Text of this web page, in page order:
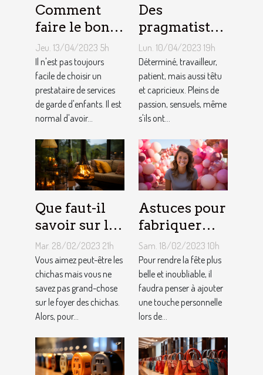
Comment
faire le bon
choix entre
une crèche et
une
assistante
maternelle ?
Jeu. 13/04/2023 5h
Il n'est pas toujours
facile de choisir un
prestataire de services
de garde d'enfants. Il est
normal d'avoir...
Des
pragmatistes
imaginatifs
et patients :
comment
sont les gens
du Taureau ?
Lun. 10/04/2023 19h
Déterminé, travailleur,
patient, mais aussi têtu
et capricieux. Pleins de
passion, sensuels, même
s'ils ont...
Que faut-il
savoir sur le
foyer chicha
?
Mar. 28/02/2023 21h
Vous aimez peut-être les
chichas mais vous ne
savez pas grand-chose
sur le foyer des chichas.
Alors, pour...
Astuces pour
fabriquer
une arche de
ballons
Sam. 18/02/2023 10h
Pour rendre la fête plus
belle et inoubliable, il
faudra penser à ajouter
une touche personnelle
lors de...